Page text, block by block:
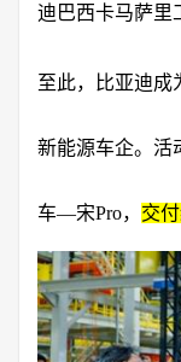
迪巴西卡马萨里
至此，比亚迪成
新能源车企。活
车—宋Pro， 交